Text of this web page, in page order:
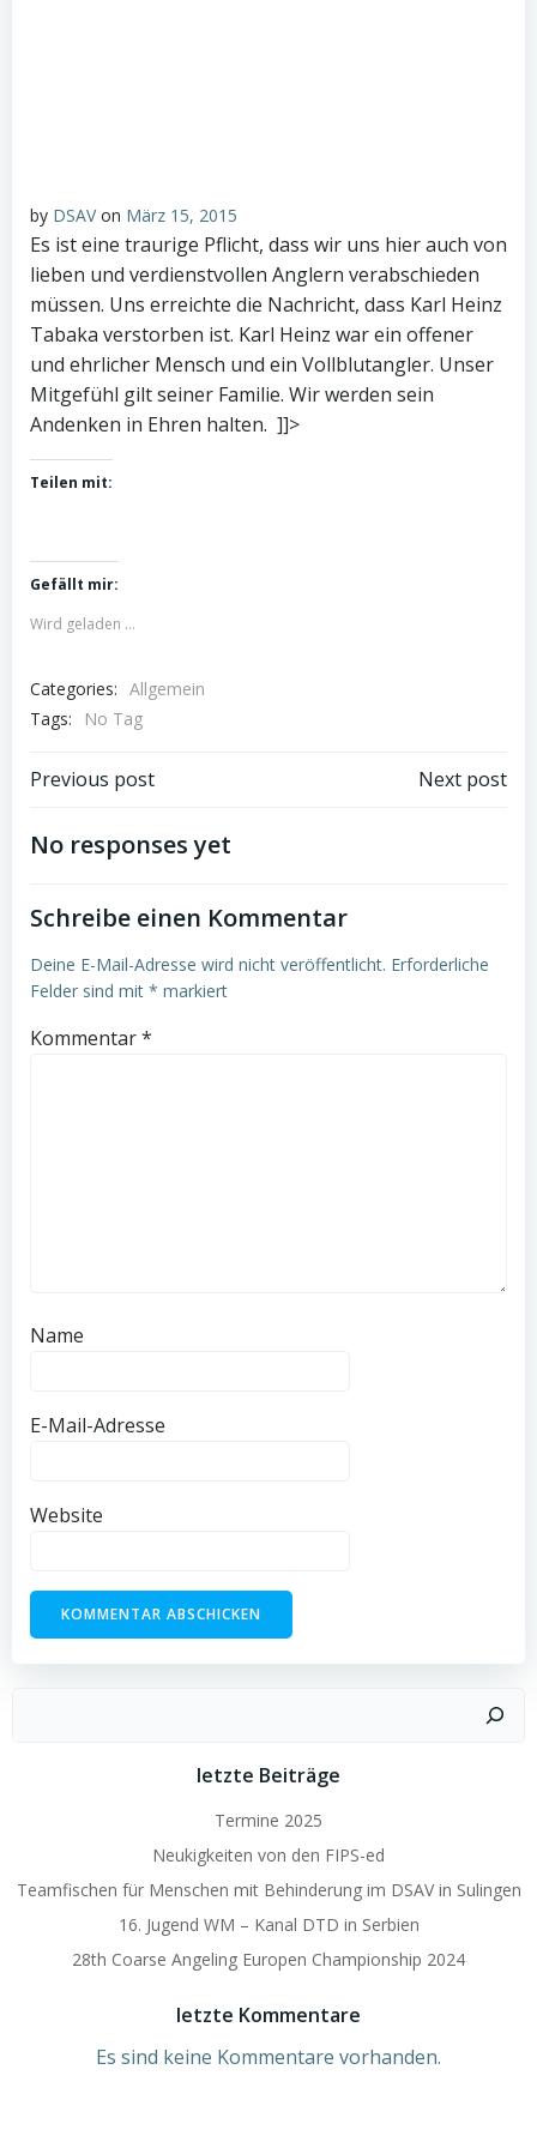
by DSAV on März 15, 2015
Es ist eine traurige Pflicht, dass wir uns hier auch von
lieben und verdienstvollen Anglern verabschieden
müssen. Uns erreichte die Nachricht, dass Karl Heinz
Tabaka verstorben ist. Karl Heinz war ein offener
und ehrlicher Mensch und ein Vollblutangler. Unser
Mitgefühl gilt seiner Familie. Wir werden sein
Andenken in Ehren halten. ]]>
Teilen mit:
Gefällt mir:
Wird geladen …
Categories: Allgemein
Tags:
No Tag
Post
navigation
Previous post Next post
No responses yet
Schreibe einen Kommentar
Deine E-Mail-Adresse wird nicht veröffentlicht. Erforderliche
Felder sind mit * markiert
Kommentar*
Name
E-Mail-Adresse
Website
letzte Beiträge
Termine 2025
Neukigkeiten von den FIPS-ed
Teamfischen für Menschen mit Behinderung im DSAV in Sulingen
16. Jugend WM – Kanal DTD in Serbien
28th Coarse Angeling Europen Championship 2024
letzte Kommentare
Es sind keine Kommentare vorhanden.